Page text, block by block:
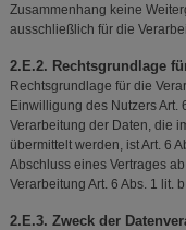
Zusammenhang keine
ausschließlich für die
2.E.2. Rechtsgrundlage
Rechtsgrundlage für die
Einwilligung des Nutzers Art.
Verarbeitung der Daten, die
übermittelt werden, ist Art. 6
Abschluss eines Vertrages
Verarbeitung Art. 6 Abs. 1 lit.
2.E.3. Zweck der